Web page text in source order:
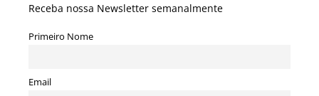
Receba nossa Newsletter semanalmente
Primeiro Nome
Email